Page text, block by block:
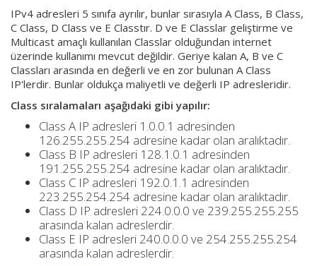
IPv4 adresleri 5 sınıfa ayrılır, bunlar sırasıyla A Class, B Class,
C Class, D Class ve E Classtır. D ve E Classlar geliştirme ve
Multicast amaçlı kullanılan Classlar olduğundan internet
üzerinde kullanımı mevcut değildir. Geriye kalan A, B ve C
Classları arasında en değerli ve en zor bulunan A Class
IP'lerdir. Bunlar oldukça maliyetli ve değerli IP adresleridir.
Class sıralamaları aşağıdaki gibi yapılır:
Class A IP adresleri 1.0.0.1 adresinden
126.255.255.254 adresine kadar olan aralıktadır.
Class B IP adresleri 128.1.0.1 adresinden
191.255.255.254 adresine kadar olan aralıktadır.
Class C IP adresleri 192.0.1.1 adresinden
223.255.254.254 adresine kadar olan aralıktadır.
Class D IP adresleri 224.0.0.0 ve 239.255.255.255
arasında kalan adreslerdir.
Class E IP adresleri 240.0.0.0 ve 254.255.255.254
arasında kalan adreslerdir.